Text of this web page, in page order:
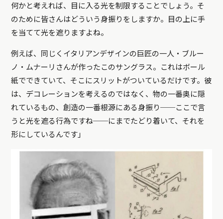
何かと考えれば、目に入る光を制限することでしょう。そ
のために皆さんはどういう身振りをしますか。目の上に手
を当てて光を遮りますよね。
例えば、同じくイタリアンデザインの巨匠の一人・ブルー
ノ・ムナーリさんが作ったこのサングラス。これはボール
紙でできていて、そこにスリットがついているだけです。彼
は、デコレーションを考えるのではなく、物の一番奥に隠
れているもの、創造の一番根源にある身振り──ここで言
うと光を遮る行為ですね──にまでたどり着いて、それを
形にしているんです」